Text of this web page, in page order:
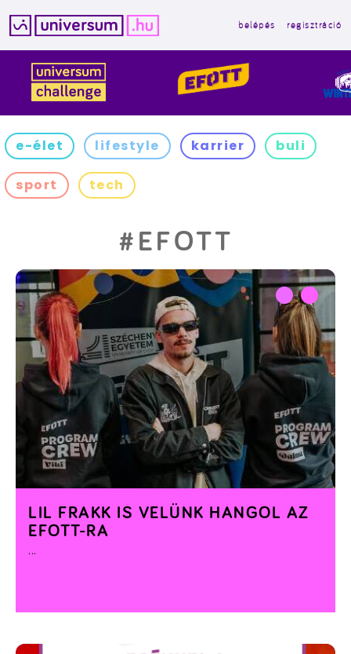
tartalomba
belépés regisztráció
e-élet lifestyle karrier buli
sport tech
#EFOTT
...
LIL FRAKK IS VELÜNK HANGOL AZ
EFOTT-RA